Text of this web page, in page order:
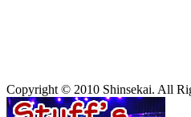
Copyright © 2010 Shinsekai. All